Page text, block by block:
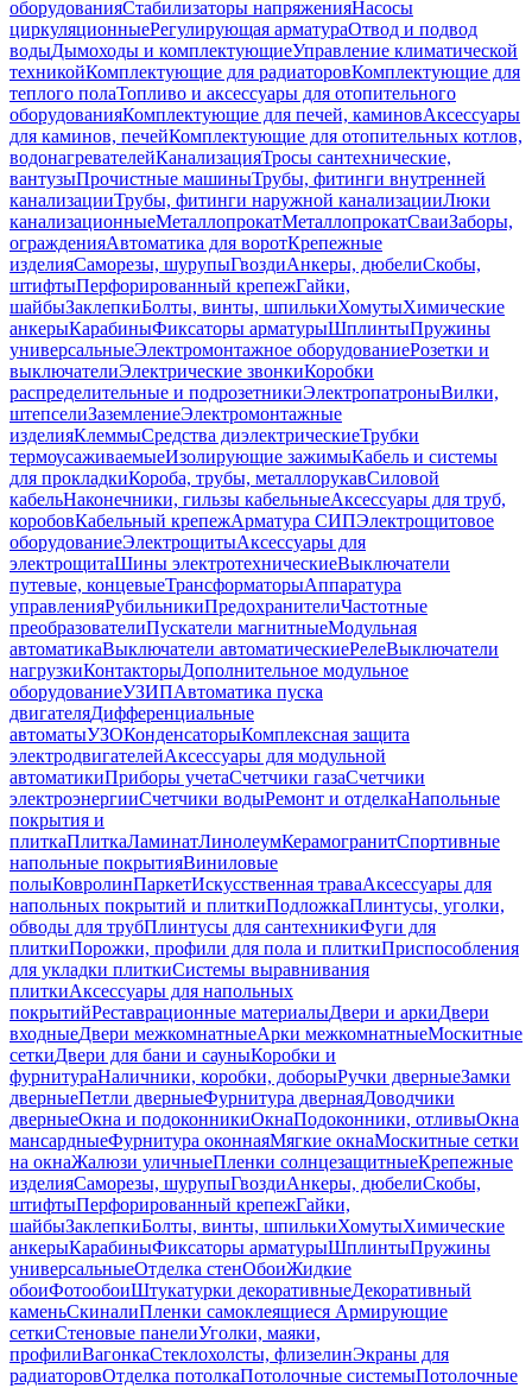
оборудованияСтабилизаторы напряженияНасосы
циркуляционныеРегулирующая арматураОтвод и подвод
водыДымоходы и комплектующиеУправление климатической
техникойКомплектующие для радиаторовКомплектующие для
теплого полаТопливо и аксессуары для отопительного
оборудованияКомплектующие для печей, каминовАксессуары
для каминов, печейКомплектующие для отопительных котлов,
водонагревателейКанализацияТросы сантехнические,
вантузыПрочистные машиныТрубы, фитинги внутренней
канализацииТрубы, фитинги наружной канализацииЛюки
канализационныеМеталлопрокатМеталлопрокатСваиЗаборы,
огражденияАвтоматика для воротКрепежные
изделияСаморезы, шурупыГвоздиАнкеры, дюбелиСкобы,
штифтыПерфорированный крепежГайки,
шайбыЗаклепкиБолты, винты, шпилькиХомутыХимические
анкерыКарабиныФиксаторы арматурыШплинтыПружины
универсальныеЭлектромонтажное оборудованиеРозетки и
выключателиЭлектрические звонкиКоробки
распределительные и подрозетникиЭлектропатроныВилки,
штепселиЗаземлениеЭлектромонтажные
изделияКлеммыСредства диэлектрическиеТрубки
термоусаживаемыеИзолирующие зажимыКабель и системы
для прокладкиКороба, трубы, металлорукавСиловой
кабельНаконечники, гильзы кабельныеАксессуары для труб,
коробовКабельный крепежАрматура СИПЭлектрощитовое
оборудованиеЭлектрощитыАксессуары для
электрощитаШины электротехническиеВыключатели
путевые, концевыеТрансформаторыАппаратура
управленияРубильникиПредохранителиЧастотные
преобразователиПускатели магнитныеМодульная
автоматикаВыключатели автоматическиеРелеВыключатели
нагрузкиКонтакторыДополнительное модульное
оборудованиеУЗИПАвтоматика пуска
двигателяДифференциальные
автоматыУЗОКонденсаторыКомплексная защита
электродвигателейАксессуары для модульной
автоматикиПриборы учетаСчетчики газаСчетчики
электроэнергииСчетчики водыРемонт и отделкаНапольные
покрытия и
плиткаПлиткаЛаминатЛинолеумКерамогранитСпортивные
напольные покрытияВиниловые
полыКовролинПаркетИскусственная траваАксессуары для
напольных покрытий и плиткиПодложкаПлинтусы, уголки,
обводы для трубПлинтусы для сантехникиФуги для
плиткиПорожки, профили для пола и плиткиПриспособления
для укладки плиткиСистемы выравнивания
плиткиАксессуары для напольных
покрытийРеставрационные материалыДвери и аркиДвери
входныеДвери межкомнатныеАрки межкомнатныеМоскитные
сеткиДвери для бани и сауныКоробки и
фурнитураНаличники, коробки, доборыРучки дверныеЗамки
дверныеПетли дверныеФурнитура двернаяДоводчики
дверныеОкна и подоконникиОкнаПодоконники, отливыОкна
мансардныеФурнитура оконнаяМягкие окнаМоскитные сетки
на окнаЖалюзи уличныеПленки солнцезащитныеКрепежные
изделияСаморезы, шурупыГвоздиАнкеры, дюбелиСкобы,
штифтыПерфорированный крепежГайки,
шайбыЗаклепкиБолты, винты, шпилькиХомутыХимические
анкерыКарабиныФиксаторы арматурыШплинтыПружины
универсальныеОтделка стенОбоиЖидкие
обоиФотообоиШтукатурки декоративныеДекоративный
каменьСкиналиПленки самоклеящиеся Армирующие
сеткиСтеновые панелиУголки, маяки,
профилиВагонкаСтеклохолсты, флизелинЭкраны для
радиаторовОтделка потолкаПотолочные системыПотолочные